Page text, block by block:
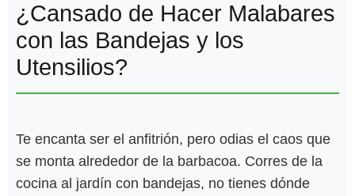
¿Cansado de Hacer Malabares
con las Bandejas y los
Utensilios?
Te encanta ser el anfitrión, pero odias el caos que
se monta alrededor de la barbacoa. Corres de la
cocina al jardín con bandejas, no tienes dónde